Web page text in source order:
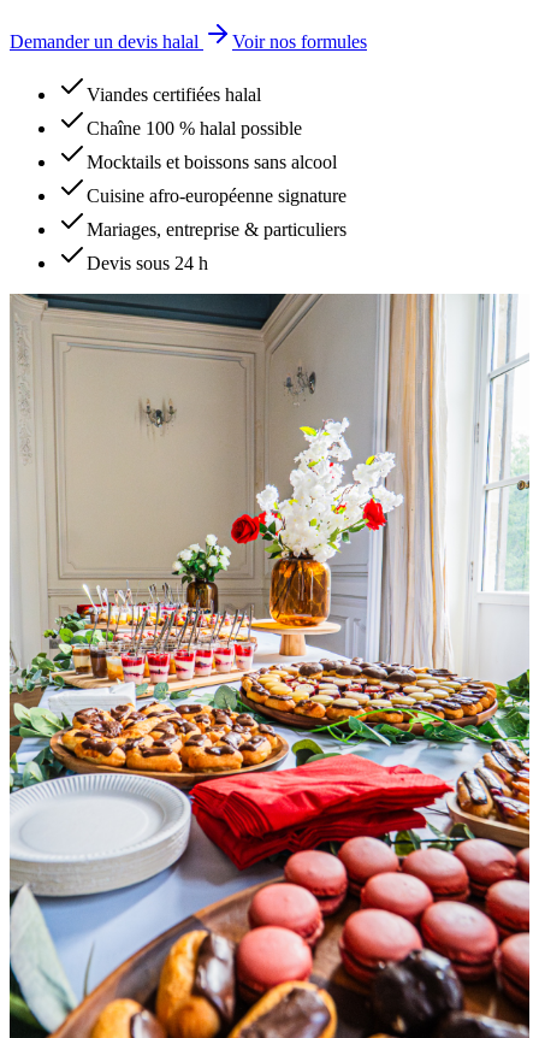
Demander un devis halal Voir nos formules
Viandes certifiées halal
Chaîne 100 % halal possible
Mocktails et boissons sans alcool
Cuisine afro-européenne signature
Mariages, entreprise & particuliers
Devis sous 24 h